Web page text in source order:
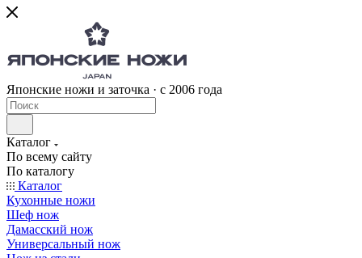
Японские ножи и заточка · с 2006 года
Каталог
По всему сайту
По каталогу
Каталог
Кухонные ножи
Шеф нож
Дамасский нож
Универсальный нож